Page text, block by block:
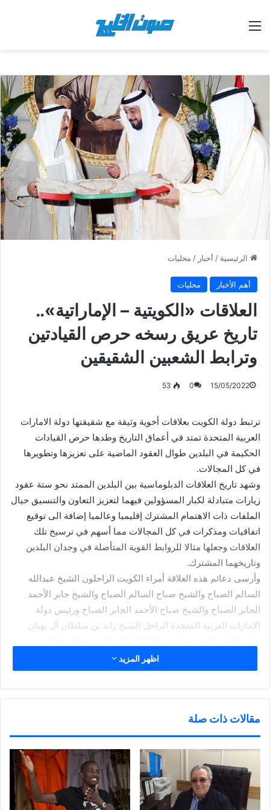
القائمة
الرئيسية / أخبار / محليات
أهم الأخبار محليات
العلاقات «الكويتية – الإماراتية»..
تاريخ عريق رسخه حرص القيادتين
وترابط الشعبين الشقيقين
15/05/2022
0
53
ترتبط دولة الكويت بعلاقات أخوية وثيقة مع شقيقتها دولة الامارات
العربية المتحدة تمتد في أعماق التاريخ وطدها حرص القيادات
الحكيمة في البلدين طوال العقود الماضية على تعزيزها وتطويرها
في كل المجالات.
وشهد تاريخ العلاقات الدبلوماسية بين البلدين الممتد نحو ستة عقود
زيارات متبادلة لكبار المسؤولين فيهما لتعزيز التعاون والتنسيق حيال
الملفات ذات الاهتمام المشترك إقليميا وعالميا إضافة الى توقيع
اتفاقيات ومذكرات في كل المجالات مما أسهم في ترسيخ تلك
العلاقات وجعلها مثالا للروابط القوية المتأصلة في وجدان البلدين
وتاريخهما المشترك.
وأرسى دعائم هذه العلاقة أمراء الكويت الراحلون الشيخ عبدالله
السالم الصباح والشيخ صباح السالم الصباح والشيخ جابر الأحمد
الجابر الصباح والشيخ صباح الأحمد الجابر الصباح ورئيس دولة
الإمارات العربية المتحدة الراحل الشيخ زايد بن سلطان آل نهيان
وازدادت تلك العلاقة رسوخا في ظل القيادة الحكيمة لسمو أمير
البلاد الشيخ نواف الأحمد الجابر الصباح وأخيه رئيس دولة الامارات
العربية الشقيقة الشيخ خليفة بن زايد آل نهيان الذي انتقل الى رحمة
وكان الشيخ خليفة بن زايد طيب الله ثراه قد زار الكويت للمرة الأولى
في 28 مارس عام 2005 بعد توليه مهام الحكم خلفا لوالده الراحل
حيث أعطت الزيارة قوة دفع وزخما كبيرا للعلاقات الثنائية بين البلدين
أعقبتها عدة زيارات لسمو أمير البلاد الراحل الشيخ صباح الأحمد
الجابر الصباح إلى دولة الإمارات العربية المتحدة.
وتتميز العلاقات بين البلدين على المستوى الثنائي أو من خلال مسيرة
اظهر المزيد
مقالات ذات صلة